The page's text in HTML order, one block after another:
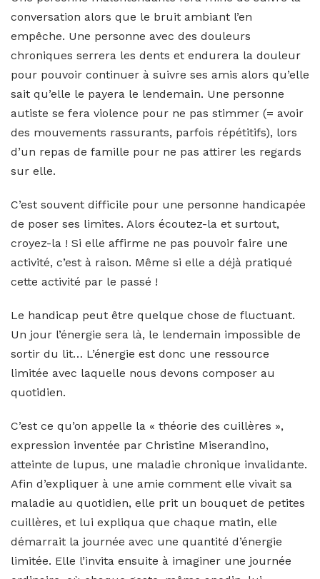
conversation alors que le bruit ambiant l’en
empêche. Une personne avec des douleurs
chroniques serrera les dents et endurera la douleur
pour pouvoir continuer à suivre ses amis alors qu’elle
sait qu’elle le payera le lendemain. Une personne
autiste se fera violence pour ne pas stimmer (= avoir
des mouvements rassurants, parfois répétitifs), lors
d’un repas de famille pour ne pas attirer les regards
sur elle.
C’est souvent difficile pour une personne handicapée
de poser ses limites. Alors écoutez-la et surtout,
croyez-la ! Si elle affirme ne pas pouvoir faire une
activité, c’est à raison. Même si elle a déjà pratiqué
cette activité par le passé !
Le handicap peut être quelque chose de fluctuant.
Un jour l’énergie sera là, le lendemain impossible de
sortir du lit… L’énergie est donc une ressource
limitée avec laquelle nous devons composer au
quotidien.
C’est ce qu’on appelle la « théorie des cuillères »,
expression inventée par Christine Miserandino,
atteinte de lupus, une maladie chronique invalidante.
Afin d’expliquer à une amie comment elle vivait sa
maladie au quotidien, elle prit un bouquet de petites
cuillères, et lui expliqua que chaque matin, elle
démarrait la journée avec une quantité d’énergie
limitée. Elle l’invita ensuite à imaginer une journée